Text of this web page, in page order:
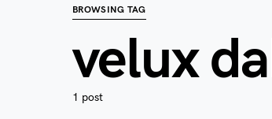
BROWSING TAG
velux
1 post